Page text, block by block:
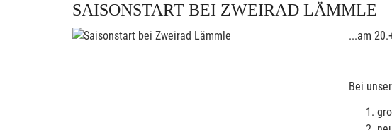
SAISONSTART BEI ZWEIRAD LÄMMLE
...am
Bei